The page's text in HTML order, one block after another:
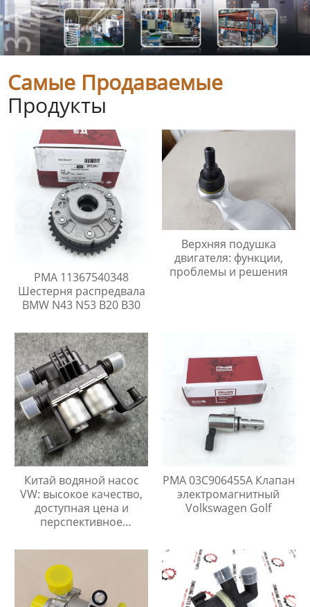
Самые Продаваемые
Продукты
PMA 11367540348
Шестерня распредвала
BMW N43 N53 B20 B30
Верхняя подушка
двигателя: функции,
проблемы и решения
Китай водяной насос
VW: высокое качество,
доступная цена и
перспективное
PMA 03C906455A Клапан
электромагнитный
Volkswagen Golf